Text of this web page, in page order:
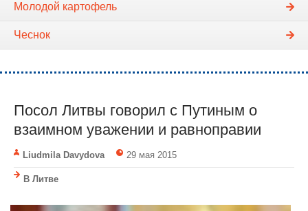
Молодой картофель
Чеснок
Посол Литвы говорил с Путиным о
взаимном уважении и равноправии
Liudmila Davydova 29 мая 2015
В Литве